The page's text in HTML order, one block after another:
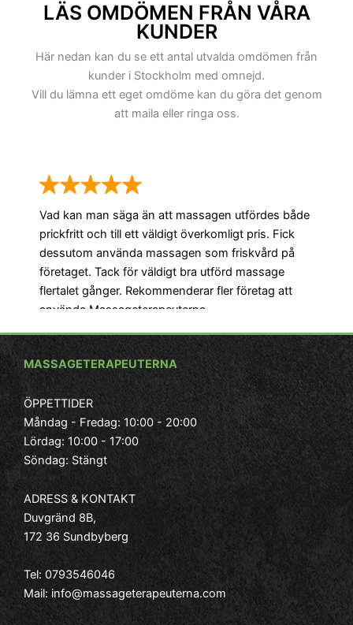
LÄS OMDÖMEN FRÅN VÅRA
KUNDER
Här nedan kan du se ett antal utvalda omdömen från
kunder i Stockholm med omnejd.
Vill du lämna ett eget omdöme kan du göra det genom
att maila eller ringa oss.
Vad kan man säga än att massagen utfördes både
prickfritt och till ett väldigt överkomligt pris. Fick
dessutom använda massagen som friskvård på
företaget. Tack för väldigt bra utförd massage
flertalet gånger. Rekommenderar fler företag att
använda Massageterapeuterna.
- Roger, Bagarmossen
MASSAGETERAPEUTERNA
ÖPPETTIDER
Måndag - Fredag: 10:00 - 20:00
Lördag: 10:00 - 17:00
Söndag: Stängt
ADRESS & KONTAKT
Duvgränd 8B,
172 36 Sundbyberg
Tel:0793546046
Mail: info@massageterapeuterna.com